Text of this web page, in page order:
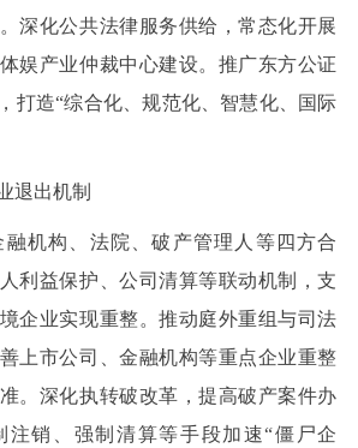
深化公共法律服务供给，常态化开展
娱产业仲裁中心建设。推广东方公证
打造“综合化、规范化、智慧化、国际
出机制
构、法院、破产管理人等四方合
利益保护、公司清算等联动机制，支
企业实现重整。推动庭外重组与司法
上市公司、金融机构等重点企业重整
。深化执转破改革，提高破产案件办
注销、强制清算等手段加速“僵尸企